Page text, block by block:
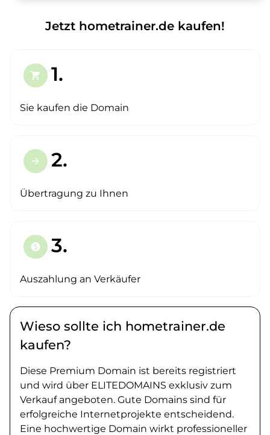
Jetzt hometrainer.de kaufen!
shopping_cart 1.
Sie kaufen die Domain
arrow_forward 2.
Übertragung zu Ihnen
paid 3.
Auszahlung an Verkäufer
Wieso sollte ich hometrainer.de
kaufen?
Diese Premium Domain ist bereits registriert
und wird über ELITEDOMAINS exklusiv zum
Verkauf angeboten. Gute Domains sind für
erfolgreiche Internetprojekte entscheidend.
Eine hochwertige Domain wirkt professioneller